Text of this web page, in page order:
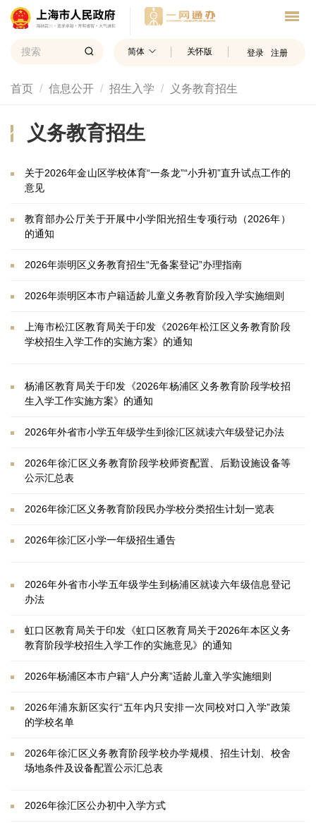
简体 关怀版 登录 注册
首页 信息公开 招生入学 义务教育招生
义务教育招生
关于2026年金山区学校体育“一条龙”“小升初”直升试点工作的
意见
教育部办公厅关于开展中小学阳光招生专项行动（2026年）
的通知
2026年崇明区义务教育招生“无备案登记”办理指南
2026年崇明区本市户籍适龄儿童义务教育阶段入学实施细则
上海市松江区教育局关于印发《2026年松江区义务教育阶段
学校招生入学工作的实施方案》的通知
杨浦区教育局关于印发《2026年杨浦区义务教育阶段学校招
生入学工作实施方案》的通知
2026年外省市小学五年级学生到徐汇区就读六年级登记办法
2026年徐汇区义务教育阶段学校师资配置、后勤设施设备等
公示汇总表
2026年徐汇区义务教育阶段民办学校分类招生计划一览表
2026年徐汇区小学一年级招生通告
2026年外省市小学五年级学生到杨浦区就读六年级信息登记
办法
虹口区教育局关于印发《虹口区教育局关于2026年本区义务
教育阶段学校招生入学工作的实施意见》的通知
2026年杨浦区本市户籍“人户分离”适龄儿童入学实施细则
2026年浦东新区实行“五年内只安排一次同校对口入学”政策
的学校名单
2026年徐汇区义务教育阶段学校办学规模、招生计划、校舍
场地条件及设备配置公示汇总表
2026年徐汇区公办初中入学方式